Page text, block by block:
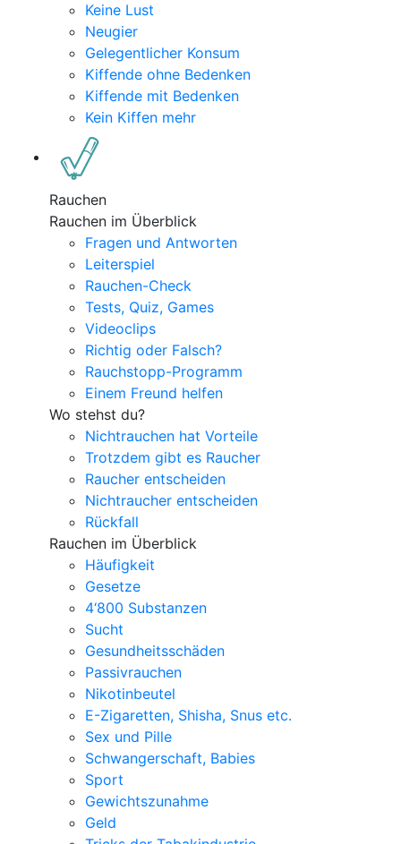
Keine Lust
Neugier
Gelegentlicher Konsum
Kiffende ohne Bedenken
Kiffende mit Bedenken
Kein Kiffen mehr
Rauchen
Rauchen im Überblick
Fragen und Antworten
Leiterspiel
Rauchen-Check
Tests, Quiz, Games
Videoclips
Richtig oder Falsch?
Rauchstopp-Programm
Einem Freund helfen
Wo stehst du?
Nichtrauchen hat Vorteile
Trotzdem gibt es Raucher
Raucher entscheiden
Nichtraucher entscheiden
Rückfall
Rauchen im Überblick
Häufigkeit
Gesetze
4‘800 Substanzen
Sucht
Gesundheitsschäden
Passivrauchen
Nikotinbeutel
E-Zigaretten, Shisha, Snus etc.
Sex und Pille
Schwangerschaft, Babies
Sport
Gewichtszunahme
Geld